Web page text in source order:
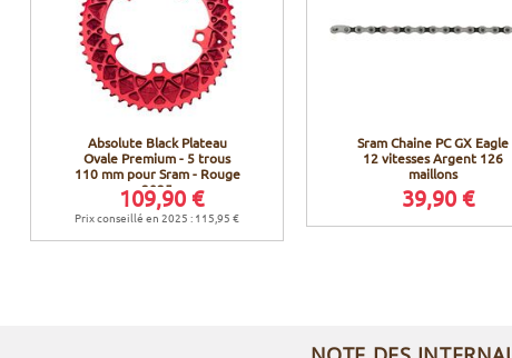
Absolute Black Plateau
Ovale Premium - 5 trous
110 mm pour Sram - Rouge
2025
109,90 €
Prix conseillé en 2025 : 115,95 €
Sram Chaine PC GX Eagle
12 vitesses Argent 126
maillons
39,90 €